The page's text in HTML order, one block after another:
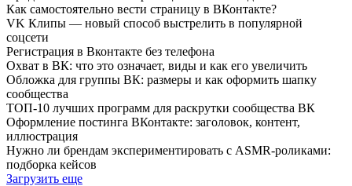
Как самостоятельно вести страницу в ВКонтакте?
​VK Клипы — новый способ выстрелить в популярной
соцсети
Регистрация в Вконтакте без телефона
Охват в ВК: что это означает, виды и как его увеличить
Обложка для группы ВК: размеры и как оформить шапку
сообщества
ТОП-10 лучших программ для раскрутки сообщества ВК
Оформление постинга ВКонтакте: заголовок, контент,
иллюстрация
Нужно ли брендам экспериментировать с ASMR-роликами:
подборка кейсов
Загрузить еще